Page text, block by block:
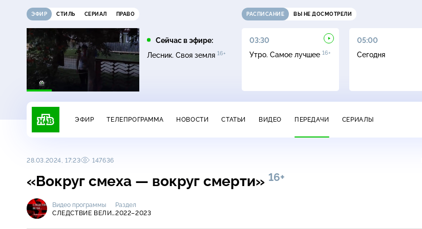
ЭФИР СТИЛЬ СЕРИАЛ ПРАВО
Сейчас в эфире:
Лесник. Своя земля 16+
РАСПИСАНИЕ ВЫ НЕ ДОСМОТРЕЛИ
22:35
Темная лошадка
16+
01:45
Лесник. Своя земля16+
03:30
Утро. Самое лучшее 16+
05:00
Сегодня
ЭФИР ТЕЛЕПРОГРАММА НОВОСТИ СТАТЬИ ВИДЕО ПЕРЕДАЧИ СЕРИАЛЫ
28.03.2024, 17:23 147636
«Вокруг смеха — вокруг смерти» 16+
Видео программы
СЛЕДСТВИЕ ВЕЛИ…
Раздел
2022–2023